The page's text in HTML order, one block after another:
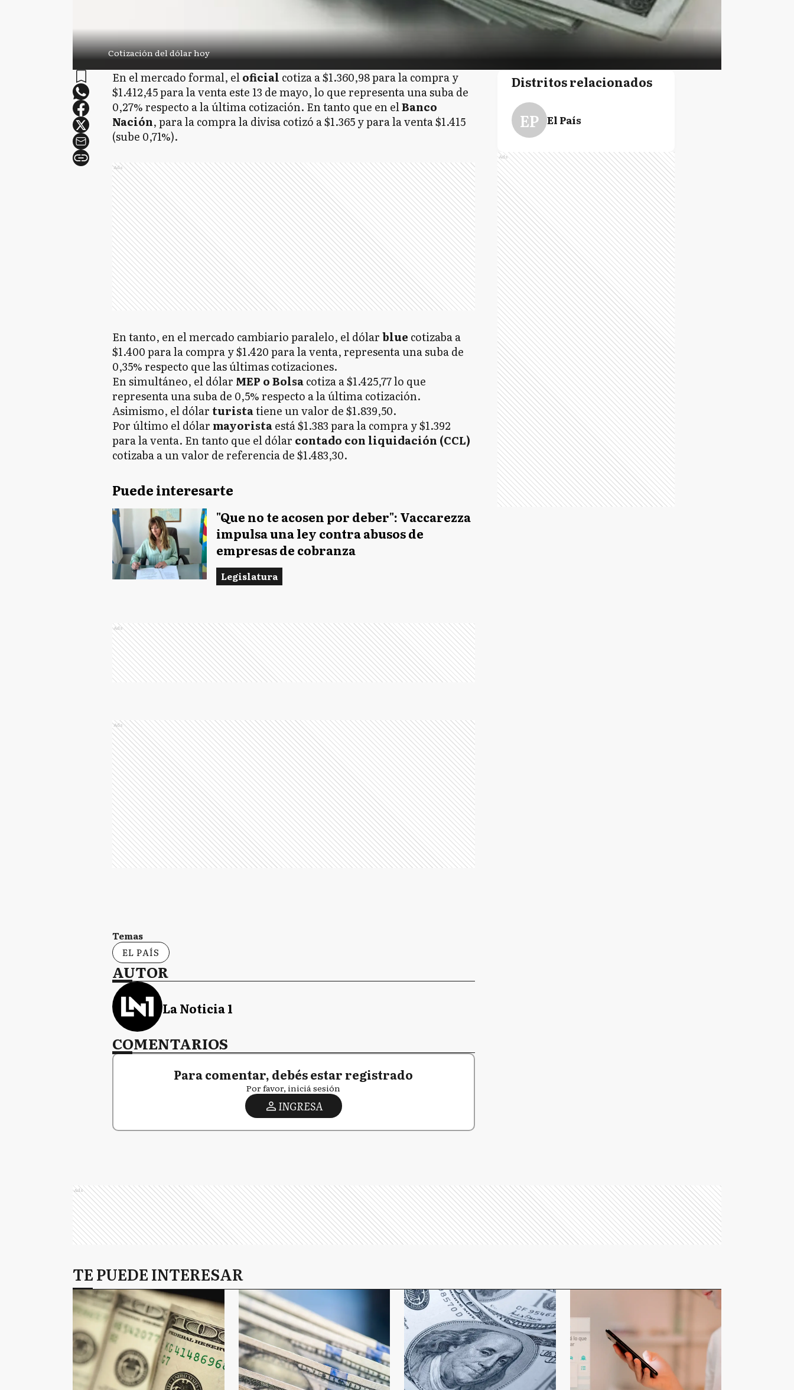
Cotización del dólar hoy
En el mercado formal, eloficial cotiza a $1.360,98 para la compra y
$1.412,45 para la venta este 13 de mayo, lo que representa una suba de
0,27% respecto a la última cotización. En tanto que en elBanco
Nación, para la compra la divisa cotizó a $1.365 y para la venta $1.415
(sube 0,71%).
Ads
En tanto, en el mercado cambiario paralelo, el dólarblue cotizaba a
$1.400 para la compra y $1.420 para la venta, representa una suba de
0,35% respecto que las últimas cotizaciones.
En simultáneo, el dólar MEP o Bolsacotiza a $1.425,77 lo que
representa una suba de 0,5% respecto a la última cotización.
Asimismo, el dólar turistatiene un valor de $1.839,50.
Por último el dólar mayoristaestá $1.383 para la compra y $1.392
para la venta. En tanto que el dólar contado con liquidación (CCL)
cotizaba a un valor de referencia de $1.483,30.
Puede interesarte
"Que no te acosen por deber": Vaccarezza
impulsa una ley contra abusos de
empresas de cobranza
Legislatura
Ads
Ads
Temas
EL PAÍS
AUTOR
La Noticia 1
COMENTARIOS
Para comentar, debés estar registrado
Por favor, iniciá sesión
INGRESA
Distritos relacionados
EP El País
Ads
Ads
TE PUEDE INTERESAR